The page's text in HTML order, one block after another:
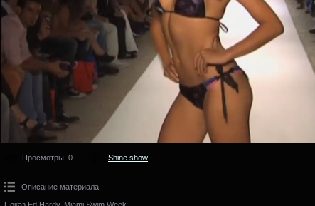
Просмотры: 0 Shine show
Описание материала:
Показ Ed Hardy. Miami Swim Week.